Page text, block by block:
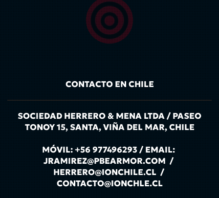
CONTACTO EN CHILE
SOCIEDAD HERRERO & MENA LTDA / PASEO
TONOY 15, SANTA, VIÑA DEL MAR, CHILE
MÓVIL: +56 977496293 / EMAIL:
JRAMIREZ@PBEARMOR.COM /
HERRERO@IONCHILE.CL /
CONTACTO@IONCHLE.CL